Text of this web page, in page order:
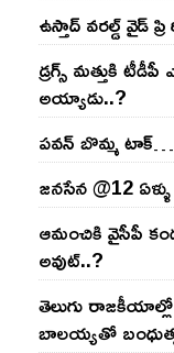
ఉస్తాద్ వ‌ర‌ల్డ్ వైడ్
డ్రగ్స్ మత్తుకి
అయ్యాడు..?
ప‌వ‌న్ బొమ్మ
జనసేన @12
ఆమంచికి వైసీపీ
అవుట్‌..?
తెలుగు రాజ‌కీయాల్లో
బాల‌య్యతో